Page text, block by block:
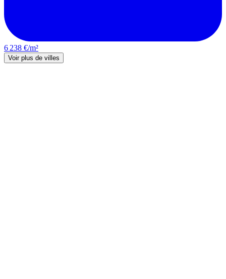
6 238 €/m²
Voir plus de villes